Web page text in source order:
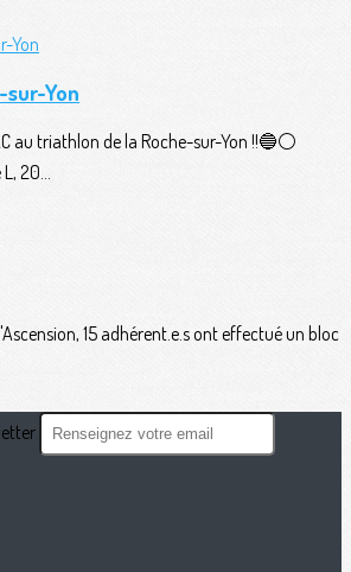
Yon
au triathlon de la Roche-sur-Yon !!🔵⚪️
20...
15 adhérent.e.s ont effectué un bloc